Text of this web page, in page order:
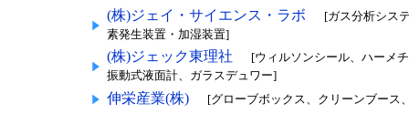
(株)ジェイ・サイエンス・ラボ
[ガス分析シス
素発生装置・加湿装置]
(株)ジェック東理社
[ウィルソンシール、ハーメ
振動式液面計、ガラスデュワー]
伸栄産業(株) [グローブボックス、クリーンブース